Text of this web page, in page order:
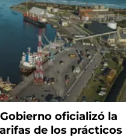
oficializó la
de los prácticos